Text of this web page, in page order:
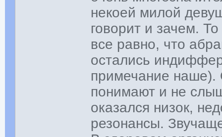
некоей милой
говорит и зачем.
все равно, что
остались
примечание наше).
понимают и не
оказался низок,
резонансы.